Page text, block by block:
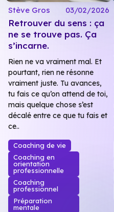
Stève Gros 03/02/2026
Retrouver du sens : ça
ne se trouve pas. Ça
s’incarne.
Rien ne va vraiment mal. Et
pourtant, rien ne résonne
vraiment juste. Tu avances,
tu fais ce qu’on attend de toi,
mais quelque chose s’est
décalé entre ce que tu fais et
ce..
Coaching de vie
Coaching en
orientation
professionnelle
Coaching
professionnel
Préparation
mentale